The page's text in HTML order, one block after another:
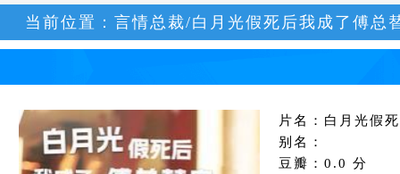
当前位置： 言情总裁/白月光假死后我成了傅总
片名：白月光假
别名：
豆瓣：0.0 分